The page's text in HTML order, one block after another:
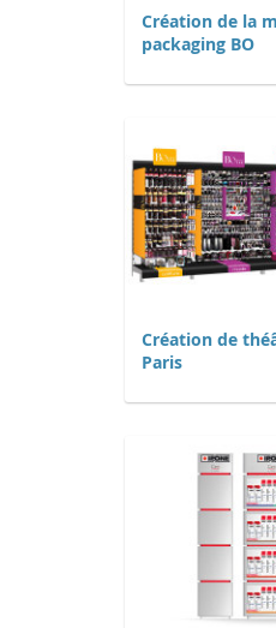
Création de la
packaging BO
Création de
Paris